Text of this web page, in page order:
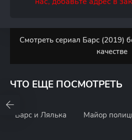
Смотреть сериал Барс (2019)
качестве
ЧТО ЕЩЕ ПОСМОТРЕТЬ
Барс и Лялька Майор